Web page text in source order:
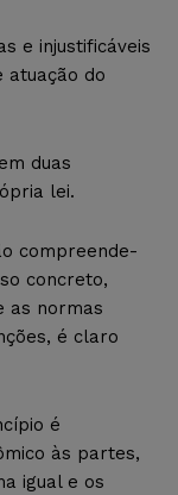
e injustificáveis
atuação do
duas
lei.
compreende-
concreto,
as normas
é claro
é
às partes,
igual e os